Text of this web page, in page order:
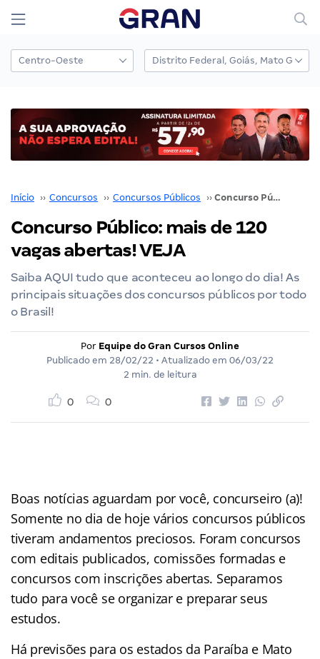
Início ›› Concursos ›› Concursos Públicos ›› Concurso Público: mais de 120 vagas abertas! VEJA
Concurso Público: mais de 120
vagas abertas! VEJA
Saiba AQUI tudo que aconteceu ao longo do dia! As
principais situações dos concursos públicos por todo
o Brasil!
Por Equipe do Gran Cursos Online
Publicado em 28/02/22 • Atualizado em 06/03/22
2 min. de leitura
0 0
Boas notícias aguardam por você, concurseiro (a)!
Somente no dia de hoje vários concursos públicos
tiveram andamentos preciosos. Foram concursos
com editais publicados, comissões formadas e
concursos com inscrições abertas. Separamos
tudo para você se organizar e preparar seus
estudos.
Há previsões para os estados da Paraíba e Mato